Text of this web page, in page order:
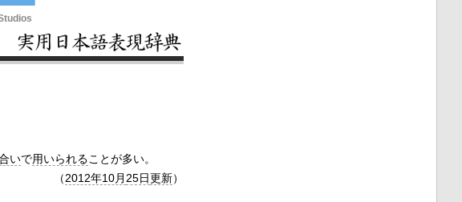
いで用いられることが多い。
（2012年10月25日更新）